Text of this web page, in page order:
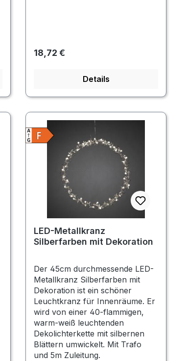
Regulärer Preis:
18,72 €
Details
LED-Metallkranz
Silberfarben mit Dekoration
Der 45cm durchmessende LED-
Metallkranz Silberfarben mit
Dekoration ist ein schöner
Leuchtkranz für Innenräume. Er
wird von einer 40-flammigen,
warm-weiß leuchtenden
Dekolichterkette mit silbernen
Blättern umwickelt. Mit Trafo
und 5m Zuleitung.